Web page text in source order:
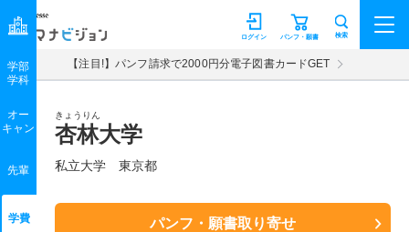
マナビジョン パンフ・願書
ログイン 検索
【注目!】パンフ請求で2000円分電子図書カードGET
きょうりん
杏林大学
私立大学 東京都
パンフ・願書取り寄せ
学部
学科
オー
キャン
先輩
学費